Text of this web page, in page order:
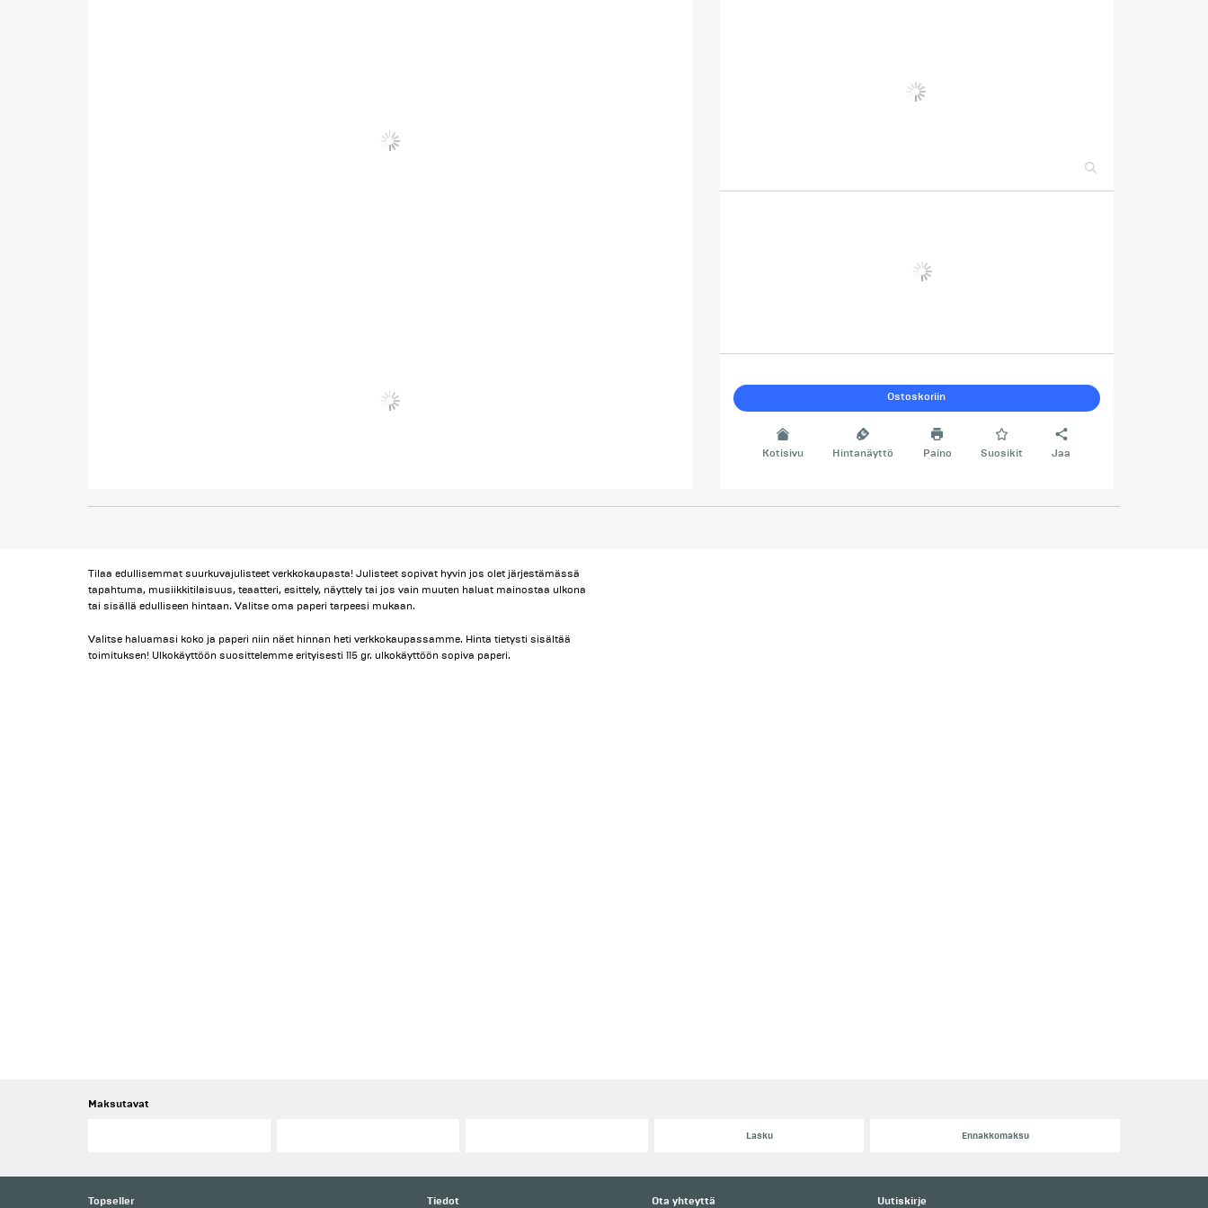
Ostoskoriin
Kotisivu Hintanäyttö Paino Suosikit Jaa
Tilaa edullisemmat suurkuvajulisteet verkkokaupasta! Julisteet sopivat hyvin jos olet järjestämässä
tapahtuma, musiikkitilaisuus, teaatteri, esittely, näyttely tai jos vain muuten haluat mainostaa ulkona
tai sisällä edulliseen hintaan. Valitse oma paperi tarpeesi mukaan.
Valitse haluamasi koko ja paperi niin näet hinnan heti verkkokaupassamme. Hinta tietysti sisältää
toimituksen! Ulkokäyttöön suosittelemme erityisesti 115 gr. ulkokäyttöön sopiva paperi.
Maksutavat
Lasku Ennakkomaksu
Topseller Tiedot Ota yhteyttä Uutiskirje